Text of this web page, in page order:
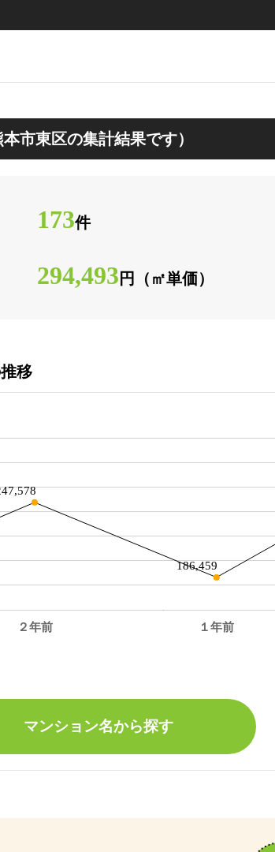
市東区の集計結果です）
173件
294,493 円（㎡単価）
移
２年前 １年前
186,459
マンション名から探す